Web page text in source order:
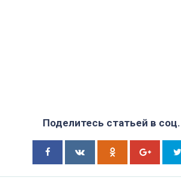
Поделитесь статьей в